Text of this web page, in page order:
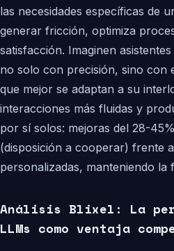
las necesidades específicas de
generar fricción, optimiza
satisfacción. Imaginen
no solo con precisión, sino con
que mejor se adaptan a su
interacciones más fluidas y
por sí solos: mejoras del 28-
(disposición a cooperar) frente
personalizadas, manteniendo la
Análisis Blixel: La
LLMs como ventaja